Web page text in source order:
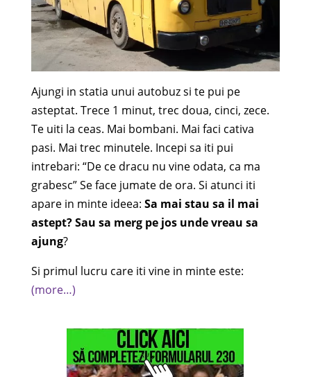
Ajungi in statia unui autobuz si te pui pe
asteptat. Trece 1 minut, trec doua, cinci, zece.
Te uiti la ceas. Mai bombani. Mai faci cativa
pasi. Mai trec minutele. Incepi sa iti pui
intrebari: “De ce dracu nu vine odata, ca ma
grabesc” Se face jumate de ora. Si atunci iti
apare in minte ideea: Sa mai stau sa il mai
astept? Sau sa merg pe jos unde vreau sa
ajung?
Si primul lucru care iti vine in minte este:
(more…)